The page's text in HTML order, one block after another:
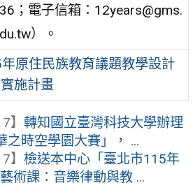
；電子信箱：12years@gms.
）。
原住民族教育議題教學設計
施計畫
】 轉知國立臺灣科技大學辦理
之時空學園大賽」， ...
】 檢送本中心「臺北市115年
術課：音樂律動與教 ...